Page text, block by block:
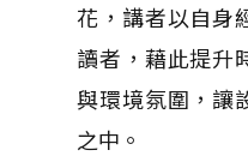
花，講者以自身
讀者，藉此提升
與環境氛圍，讓
之中。